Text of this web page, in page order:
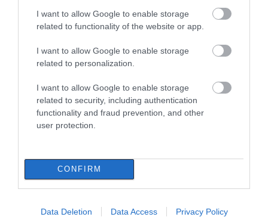
I want to allow Google to enable storage
related to functionality of the website or app.
I want to allow Google to enable storage
related to personalization.
I want to allow Google to enable storage
related to security, including authentication
functionality and fraud prevention, and other
user protection.
CONFIRM
Data Deletion Data Access Privacy Policy